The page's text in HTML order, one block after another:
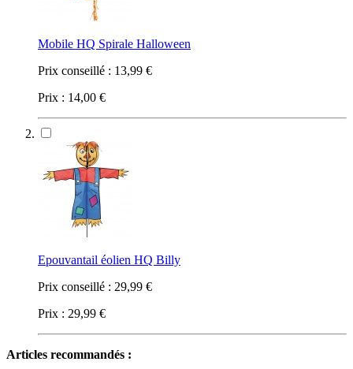
Mobile HQ Spirale Halloween
Prix conseillé : 13,99 €
Prix : 14,00 €
Epouvantail éolien HQ Billy
Prix conseillé : 29,99 €
Prix : 29,99 €
Articles recommandés :